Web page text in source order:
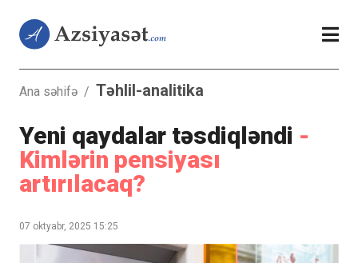
Ana səhifə / Təhlil-analitika
Yeni qaydalar təsdiqləndi -
Kimlərin pensiyası
artırılacaq?
07 oktyabr, 2025 15:25